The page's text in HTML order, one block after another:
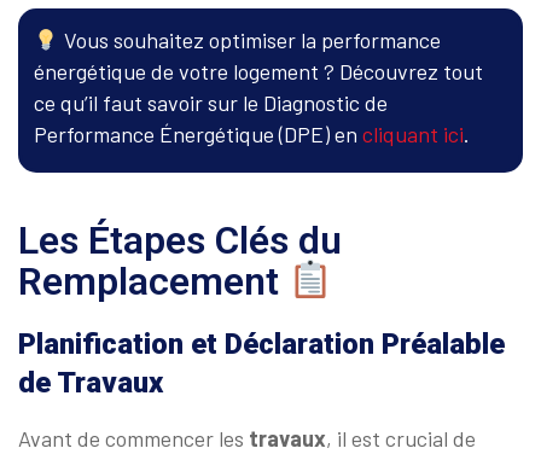
Vous souhaitez optimiser la performance
énergétique de votre logement ? Découvrez tout
ce qu’il faut savoir sur le Diagnostic de
Performance Énergétique (DPE) en cliquant ici.
Les Étapes Clés du
Remplacement
Planification et Déclaration Préalable
de Travaux
Avant de commencer les travaux, il est crucial de